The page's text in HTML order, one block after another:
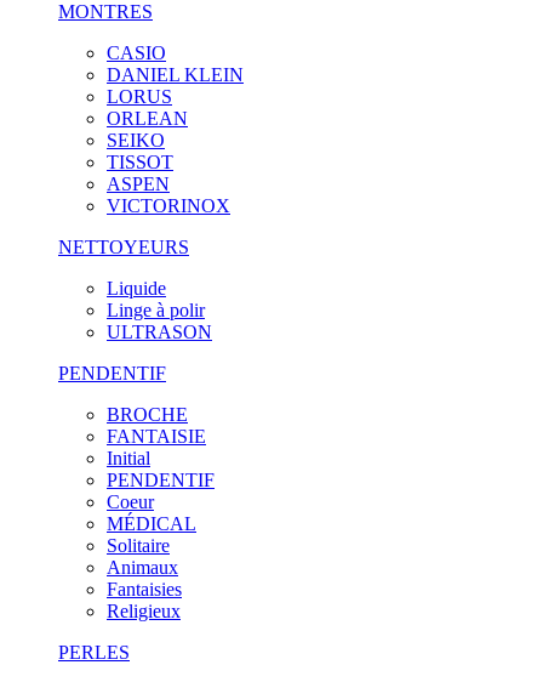
MONTRES
CASIO
DANIEL KLEIN
LORUS
ORLEAN
SEIKO
TISSOT
ASPEN
VICTORINOX
NETTOYEURS
Liquide
Linge à polir
ULTRASON
PENDENTIF
BROCHE
FANTAISIE
Initial
PENDENTIF
Coeur
MÉDICAL
Solitaire
Animaux
Fantaisies
Religieux
PERLES